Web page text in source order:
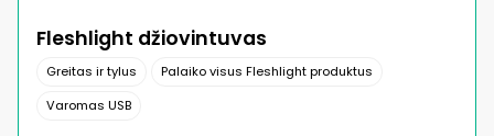
Fleshlight džiovintuvas
Greitas ir tylus
Palaiko visus Fleshlight produktus
Varomas USB